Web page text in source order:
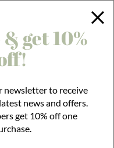
CHECKOUT!
get 10%
newsletter to receive
news and offers.
get 10% off one